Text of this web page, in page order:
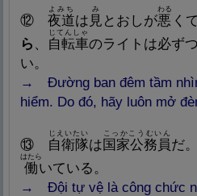
⑫ 夜道
よみち
は 見
み
とおしが悪
わる
くて
ら
自転車
じてんしゃ
のライトは必ず
い。
→ Đường ban đêm tầm
hiểm. Do đó, hãy luôn mở
⑬ 自衛隊
じえいたい
は国 家公務 員
こっかこうむいん
だ。
働
はたら
いている。
→ Đội tự vệ là công chức